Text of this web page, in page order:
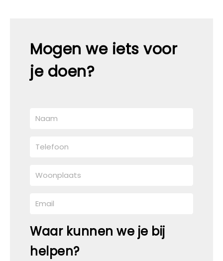
Mogen we iets voor
je doen?
Waar kunnen we je bij
helpen?